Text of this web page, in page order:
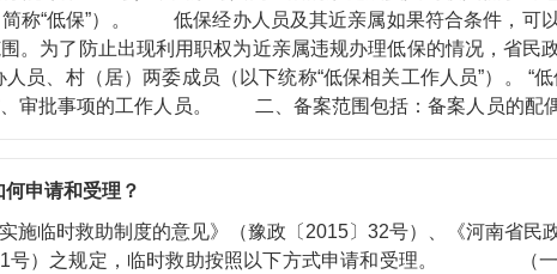
称“低保”）。 低保经办人员及其近亲属如果符合条件，可
。为了防止出现利用职权为近亲属违规办理低保的情况，省民
、村（居）两委成员（以下统称“低保相关工作人员”）。 “
、审批事项的工作人员。 二、备案范围包括：备案人员的配
享受低保均需填报登记；“重点核查”指对低保相关工作人员近
县（市、区）民政部门负责。 具体情况请咨询当地县级民
mzt.henan.gov.cn）查询。
何申请和受理？
临时救助制度的意见》（豫政〔2015〕32号）、《河南省民
1号）之规定，临时救助按照以下方式申请和受理。 （一